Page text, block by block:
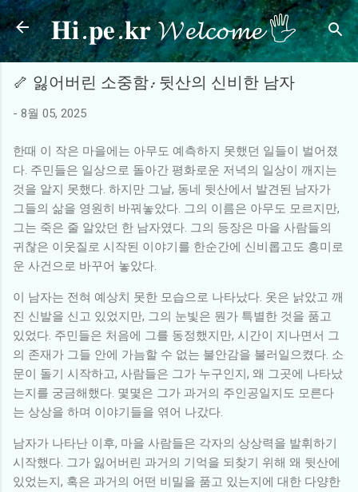
기본 콘텐츠로 건너뛰기
𝐇𝐢.𝐩𝐞.𝐤𝐫 𝓦𝓮𝓵𝓬𝓸𝓶𝓮 🖐
🦴 잃어버린 소중함: 뒷산의 신비한 남자
- 8월 05, 2025
한때 이 작은 마을에는 아무도 예측하지 못했던 일들이 벌어졌
다. 주민들은 일상으로 돌아간 평화로운 저녁의 일상이 깨지는
것을 알지 못했다. 하지만 그날, 동네 뒷산에서 발견된 남자가
그들의 삶을 영원히 바꿔놓았다. 그의 이름은 아무도 모르지만,
그는 죽은 줄 알았던 한 남자였다. 그의 등장은 마을 사람들의
귀찮은 이웃질로 시작된 이야기를 한순간에 신비롭고도 흥미로
운 사건으로 바꾸어 놓았다.
이 남자는 전혀 예상치 못한 모습으로 나타났다. 옷은 낡았고 깨
진 신발을 신고 있었지만, 그의 눈빛은 뭔가 특별한 것을 품고
있었다. 주민들은 처음에 그를 동정했지만, 시간이 지나면서 그
의 존재가 그들 안에 가늠할 수 없는 불안감을 불러일으켰다. 소
문이 돌기 시작하고, 사람들은 그가 누구인지, 왜 그곳에 나타났
는지를 궁금해했다. 몇몇은 그가 과거의 주인공일지도 모른다
는 상상을 하며 이야기들을 엮어 나갔다.
남자가 나타난 이후, 마을 사람들은 각자의 상상력을 발휘하기
시작했다. 그가 잃어버린 과거의 기억을 되찾기 위해 왜 뒷산에
있었는지, 혹은 과거의 어떤 비밀을 품고 있는지에 대한 다양한